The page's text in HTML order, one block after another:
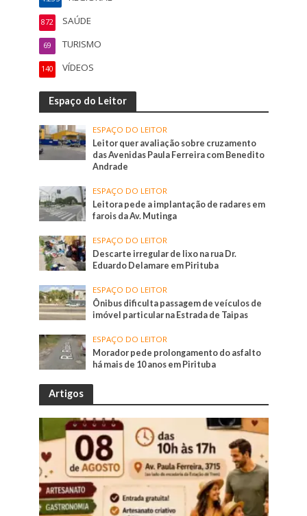
SAÚDE
872
TURISMO
69
VÍDEOS
140
Espaço do Leitor
ESPAÇO DO LEITOR
Leitor quer avaliação sobre cruzamento
das Avenidas Paula Ferreira com Benedito
Andrade
ESPAÇO DO LEITOR
Leitora pede a implantação de radares em
farois da Av. Mutinga
ESPAÇO DO LEITOR
Descarte irregular de lixo na rua Dr.
Eduardo Delamare em Pirituba
ESPAÇO DO LEITOR
Ônibus dificulta passagem de veículos de
imóvel particular na Estrada de Taipas
ESPAÇO DO LEITOR
Morador pede prolongamento do asfalto
há mais de 10 anos em Pirituba
Artigos